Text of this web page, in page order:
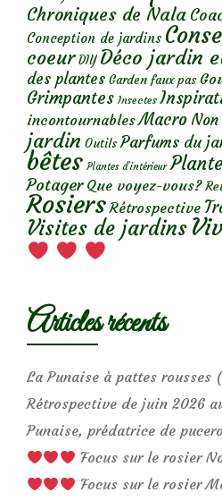
Chroniques de Nala
Conception de jardins
coeur DIY Déco jardin
des plantes Garden faux pas
Grimpantes Insectes
incontournables Macro
jardin Outils Parfums du
bêtes Plantes d’intérieur
Potager Que voyez-vous?
Rosiers Rétrospective
Visites de jardins
Articles récents
La Punaise à pattes rousses
Rétrospective de juin 2026
Punaise, prédatrice de
Focus sur le rosier
Focus sur le rosier